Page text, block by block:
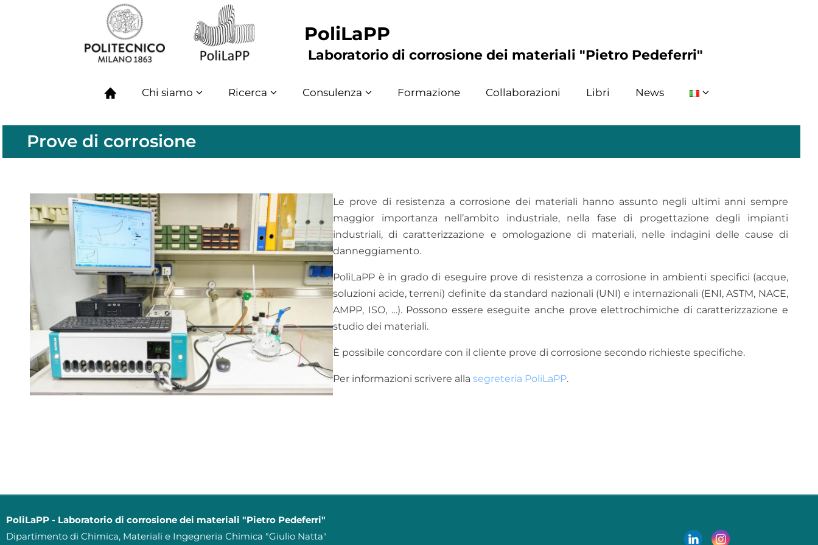
PoliLaPP
Laboratorio di corrosione dei materiali "Pietro Pedeferri"
Chi siamo Ricerca Consulenza Formazione Collaborazioni Libri News
Prove di corrosione
Le prove di resistenza a corrosione dei materiali hanno assunto negli ultimi anni sempre
maggior importanza nell’ambito industriale, nella fase di progettazione degli impianti
industriali, di caratterizzazione e omologazione di materiali, nelle indagini delle cause di
danneggiamento.
PoliLaPP è in grado di eseguire prove di resistenza a corrosione in ambienti specifici (acque,
soluzioni acide, terreni) definite da standard nazionali (UNI) e internazionali (ENI, ASTM, NACE,
AMPP, ISO, …). Possono essere eseguite anche prove elettrochimiche di caratterizzazione e
studio dei materiali.
È possibile concordare con il cliente prove di corrosione secondo richieste specifiche.
Per informazioni scrivere allasegreteria PoliLaPP.
PoliLaPP - Laboratorio di corrosione dei materiali "Pietro Pedeferri"
Dipartimento di Chimica, Materiali e Ingegneria Chimica "Giulio Natta"